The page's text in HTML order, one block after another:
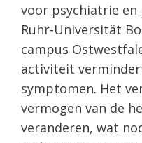
voor psychiatrie en
Ruhr-Universität
campus
activiteit
symptomen. Het
vermogen van de
veranderen, wat